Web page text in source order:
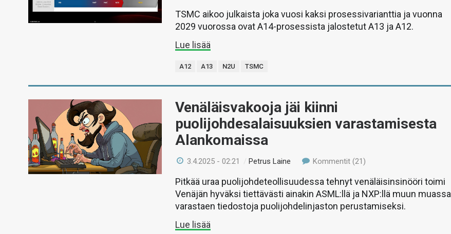
TSMC aikoo julkaista joka vuosi kaksi prosessivarianttia ja vuonna
2029 vuorossa ovat A14-prosessista jalostetut A13 ja A12.
Lue lisää
A12 A13 N2U TSMC
Venäläisvakooja jäi kiinni
puolijohdesalaisuuksien varastamisesta
Alankomaissa
3.4.2025 - 02:21 /Petrus Laine Kommentit (21)
Pitkää uraa puolijohdeteollisuudessa tehnyt venäläisinsinööri toimi
Venäjän hyväksi tiettävästi ainakin ASML:llä ja NXP:llä muun muassa
varastaen tiedostoja puolijohdelinjaston perustamiseksi.
Lue lisää